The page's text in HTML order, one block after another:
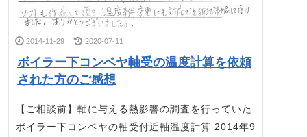
2014-11-29 2020-07-11
ボイラー下コンベヤ軸受の温度計算を依頼
された方のご感想
【ご相談前】軸に与える熱影響の調査を行っていた
ボイラー下コンベヤの軸受付近軸温度計算 2014年9